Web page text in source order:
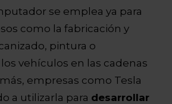
se emplea ya para
como la fabricación y
pintura o
vehículos en las cadenas
empresas como Tesla
a utilizarla para desarrollar